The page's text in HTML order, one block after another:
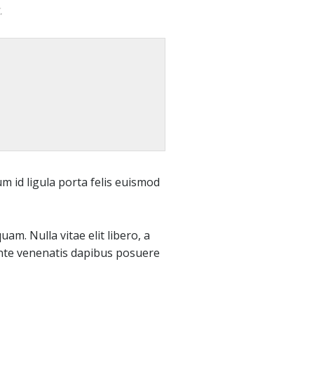
id ligula porta felis euismod
Nulla vitae elit libero, a
venenatis dapibus posuere